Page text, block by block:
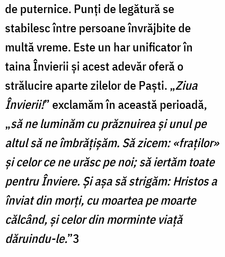
de puternice. Punţi de legătură se
stabilesc între persoane învrăjbite de
multă vreme. Este un har unificator în
taina Învierii şi acest adevăr oferă o
strălucire aparte zilelor de Paşti. „Ziua
Învierii!” exclamăm în această perioadă,
„să ne luminăm cu prăznuirea şi unul pe
altul să ne îmbrăţişăm. Să zicem: «fraţilor»
şi celor ce ne urăsc pe noi; să iertăm toate
pentru Înviere. Şi aşa să strigăm: Hristos a
înviat din morţi, cu moartea pe moarte
călcând, şi celor din morminte viaţă
dăruindu-le.”3